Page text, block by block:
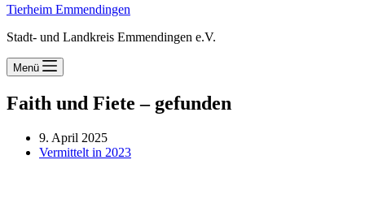
Tierheim Emmendingen
Stadt- und Landkreis Emmendingen e.V.
Menü
Faith und Fiete – gefunden
9. April 2025
Vermittelt in 2023